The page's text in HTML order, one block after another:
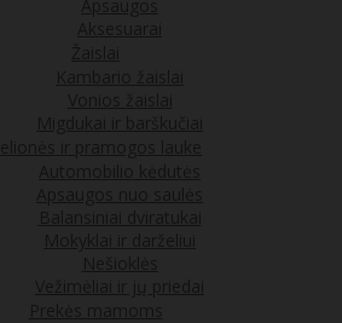
Apsaugos
Aksesuarai
Žaislai
Kambario žaislai
Vonios žaislai
Migdukai ir barškučiai
ir pramogos lauke
Automobilio kėdutės
Apsaugos nuo saulės
Balansiniai dviratukai
Mokyklai ir darželiui
Nešioklės
Vežimėliai ir jų priedai
Prekės mamoms